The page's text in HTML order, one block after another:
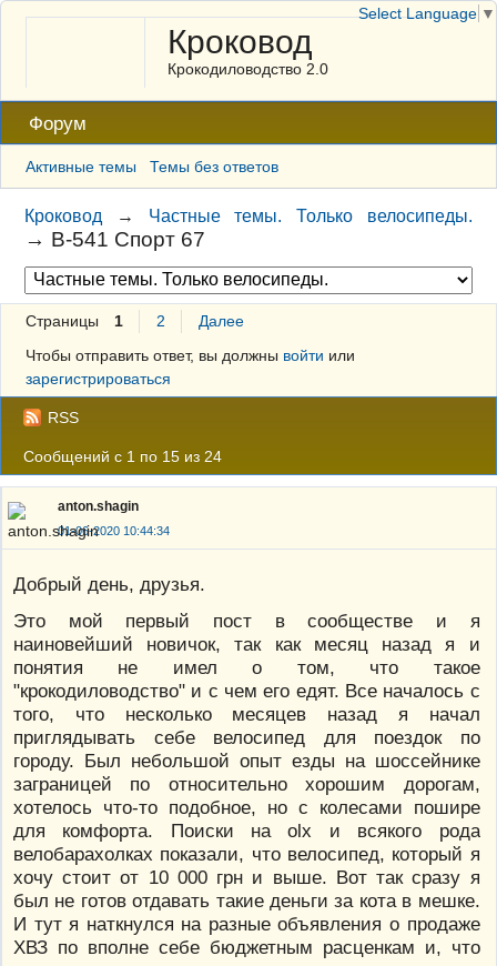
Кроковод
Крокодиловодство 2.0
Форум
Активные темы Темы без ответов
Кроковод → Частные темы. Только велосипеды.
→ В-541 Спорт 67
Страницы 1 2
Далее
Чтобы отправить ответ, вы должны войти или
зарегистрироваться
RSS
Сообщений с 1 по 15 из 24
anton.shagin
01-06-2020 10:44:34
Добрый день, друзья.
Это мой первый пост в сообществе и я
наиновейший новичок, так как месяц назад я и
понятия не имел о том, что такое
"крокодиловодство" и с чем его едят. Все началось с
того, что несколько месяцев назад я начал
приглядывать себе велосипед для поездок по
городу. Был небольшой опыт езды на шоссейнике
заграницей по относительно хорошим дорогам,
хотелось что-то подобное, но с колесами пошире
для комфорта. Поиски на olx и всякого рода
велобарахолках показали, что велосипед, который я
хочу стоит от 10 000 грн и выше. Вот так сразу я
был не готов отдавать такие деньги за кота в мешке.
И тут я наткнулся на разные объявления о продаже
ХВЗ по вполне себе бюджетным расценкам и, что
Select Language ▼